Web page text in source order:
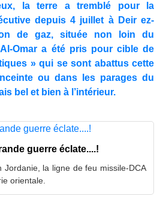
la terre a tremblé pour la
depuis 4 juillet à Deir ez-
de gaz, située non loin du
Omar a été pris pour cible de
» qui se sont abattus cette
ou dans les parages du
bel et bien à l’intérieur.
guerre éclate....!
Jordanie, la ligne de feu missile-DCA
orientale.